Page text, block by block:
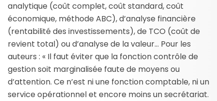
analytique (coût complet, coût standard, coût
économique, méthode ABC), d’analyse financière
(rentabilité des investissements), de TCO (coût de
revient total) ou d’analyse de la valeur… Pour les
auteurs : « Il faut éviter que la fonction contrôle de
gestion soit marginalisée faute de moyens ou
d’attention. Ce n’est ni une fonction comptable, ni un
service opérationnel et encore moins un secrétariat.